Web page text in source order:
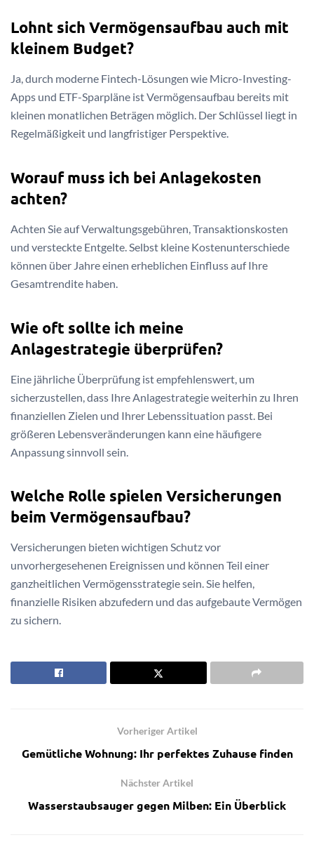
Lohnt sich Vermögensaufbau auch mit
kleinem Budget?
Ja, durch moderne Fintech-Lösungen wie Micro-Investing-
Apps und ETF-Sparpläne ist Vermögensaufbau bereits mit
kleinen monatlichen Beträgen möglich. Der Schlüssel liegt in
Regelmäßigkeit und langfristiger Perspektive.
Worauf muss ich bei Anlagekosten
achten?
Achten Sie auf Verwaltungsgebühren, Transaktionskosten
und versteckte Entgelte. Selbst kleine Kostenunterschiede
können über Jahre einen erheblichen Einfluss auf Ihre
Gesamtrendite haben.
Wie oft sollte ich meine
Anlagestrategie überprüfen?
Eine jährliche Überprüfung ist empfehlenswert, um
sicherzustellen, dass Ihre Anlagestrategie weiterhin zu Ihren
finanziellen Zielen und Ihrer Lebenssituation passt. Bei
größeren Lebensveränderungen kann eine häufigere
Anpassung sinnvoll sein.
Welche Rolle spielen Versicherungen
beim Vermögensaufbau?
Versicherungen bieten wichtigen Schutz vor
unvorhergesehenen Ereignissen und können Teil einer
ganzheitlichen Vermögensstrategie sein. Sie helfen,
finanzielle Risiken abzufedern und das aufgebaute Vermögen
zu sichern.
Vorheriger Artikel
Gemütliche Wohnung: Ihr perfektes Zuhause finden
Nächster Artikel
Wasserstaubsauger gegen Milben: Ein Überblick